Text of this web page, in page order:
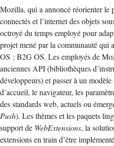
Mozilla, qui a annoncé réorienter le
connectés et l’internet des objets
octroyé du temps employé pour
projet mené par la communauté qui
OS : B2G OS. Les employés de
anciennes API (bibliothèques
développeurs) et passer à un
d’accueil, le navigateur, les
des standards web, actuels ou
Push). Les thèmes et les paquets
support de WebExtensions, la
extensions en train d’être